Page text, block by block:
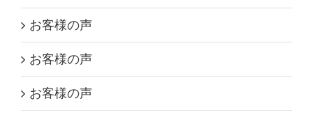
お客様の声
お客様の声
お客様の声